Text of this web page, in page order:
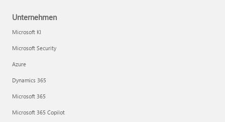
Unternehmen
Microsoft KI
Microsoft Security
Azure
Dynamics 365
Microsoft 365
Microsoft 365 Copilot